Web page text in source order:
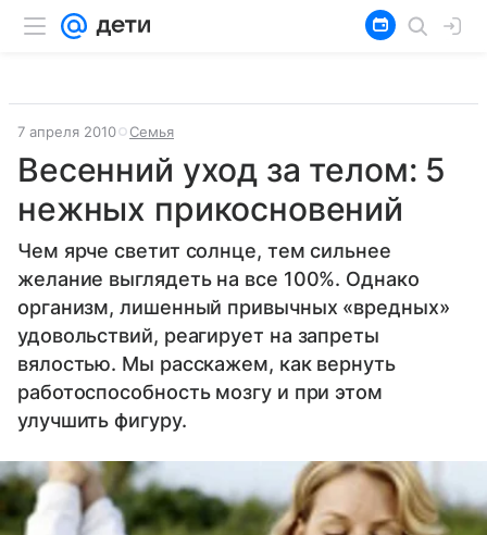
7 апреля 2010 Семья
Весенний уход за телом: 5
нежных прикосновений
Чем ярче светит солнце, тем сильнее
желание выглядеть на все 100%. Однако
организм, лишенный привычных «вредных»
удовольствий, реагирует на запреты
вялостью. Мы расскажем, как вернуть
работоспособность мозгу и при этом
улучшить фигуру.